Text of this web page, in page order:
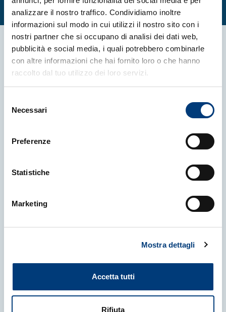
analizzare il nostro traffico. Condividiamo inoltre
informazioni sul modo in cui utilizzi il nostro sito con i
nostri partner che si occupano di analisi dei dati web,
pubblicità e social media, i quali potrebbero combinarle
con altre informazioni che hai fornito loro o che hanno
raccolto dal tuo utilizzo dei loro servizi.
delNecessari
Preferenze
Statistiche
Marketing
Mostra dettagli
Accetta tutti
Rifiuta
Altre News
29 Luglio 2026 | NEWS